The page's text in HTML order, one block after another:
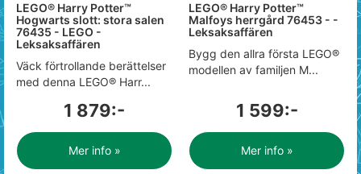
LEGO® Harry Potter™
Hogwarts slott: stora salen
76435 - LEGO -
Leksaksaffären
Väck förtrollande berättelser
med denna LEGO® Harr...
1 879:-
Mer info »
LEGO® Harry Potter™
Malfoys herrgård 76453 - -
Leksaksaffären
Bygg den allra första LEGO®
modellen av familjen M...
1 599:-
Mer info »